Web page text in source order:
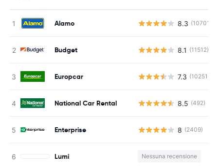
Alamo 8.3 (10701)
Budget 8.1 (11512)
Europcar 7.3 (10251)
National Car Rental 8.5 (492)
Enterprise 8 (2409)
Lumi Nessuna recensione